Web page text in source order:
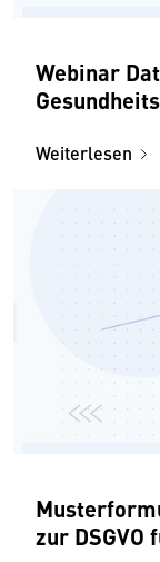
Webinar
Weiterlesen
zur DSGVO